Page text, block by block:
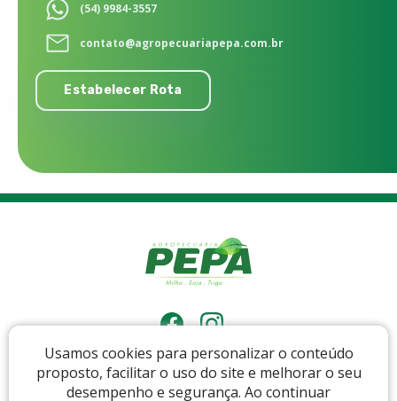
(54) 9984-3557
contato@agropecuariapepa.com.br
Estabelecer Rota
Usamos cookies para personalizar o conteúdo
proposto, facilitar o uso do site e melhorar o seu
desempenho e segurança. Ao continuar
Início Quem somos Produtos
Contato
Política de Privacidade